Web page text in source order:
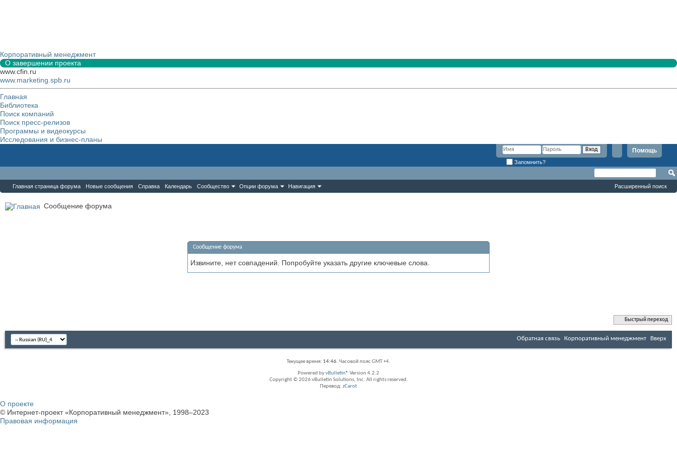
Корпоративный менеджмент
О завершении проекта
www.cfin.ru
www.marketing.spb.ru
Главная
Библиотека
Поиск компаний
Поиск пресс-релизов
Программы и видеокурсы
Исследования и бизнес-планы
Помощь
Запомнить?
Главная страница форума Новые сообщения Справка Календарь Сообщество Опции форума Навигация Расширенный поиск
Сообщение форума
Сообщение форума
Извините, нет совпадений. Попробуйте указать другие ключевые слова.
Быстрый переход
Обратная связь Корпоративный менеджмент Вверх
Текущее время: 14:46. Часовой пояс GMT +4.
Powered byvBulletin® Version 4.2.2
Copyright © 2026 vBulletin Solutions, Inc. All rights reserved.
Перевод: zCarot
О проекте
© Интернет-проект «Корпоративный менеджмент», 1998–2023
Правовая информация